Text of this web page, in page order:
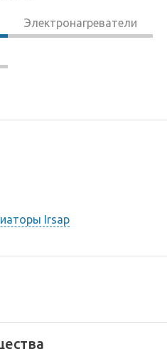
Электронагреватели
Irsap